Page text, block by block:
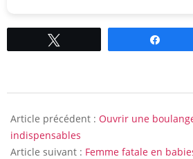
09-
30
Article précédent : Ouvrir une
indispensables
Article suivant : Femme fatale en